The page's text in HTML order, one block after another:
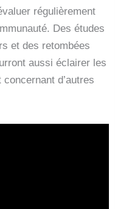
régulièrement
Des études
et des retombées
aussi éclairer les
d’autres